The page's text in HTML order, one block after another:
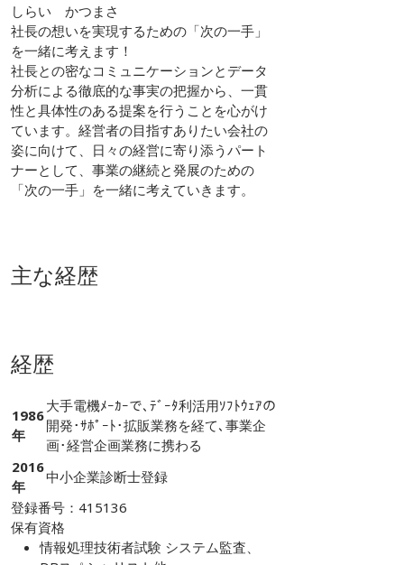
しらい かつまさ
社長の想いを実現するための「次の一手」
を一緒に考えます！
社長との密なコミュニケーションとデータ
分析による徹底的な事実の把握から、一貫
性と具体性のある提案を行うことを心がけ
ています。経営者の目指すありたい会社の
姿に向けて、日々の経営に寄り添うパート
ナーとして、事業の継続と発展のための
「次の一手」を一緒に考えていきます。
主な経歴
経歴
1986
年
大手電機ﾒｰｶｰで､ﾃﾞｰﾀ利活用ｿﾌﾄｳｪｱの
開発･ｻﾎﾟｰﾄ･拡販業務を経て､事業企
画･経営企画業務に携わる
2016
年
中小企業診断士登録
登録番号：415136
保有資格
情報処理技術者試験 システム監査、